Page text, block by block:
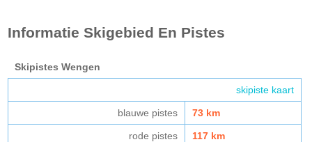
Informatie Skigebied En Pistes
Skipistes Wengen
skipiste kaart
blauwe pistes 73 km
rode pistes 117 km